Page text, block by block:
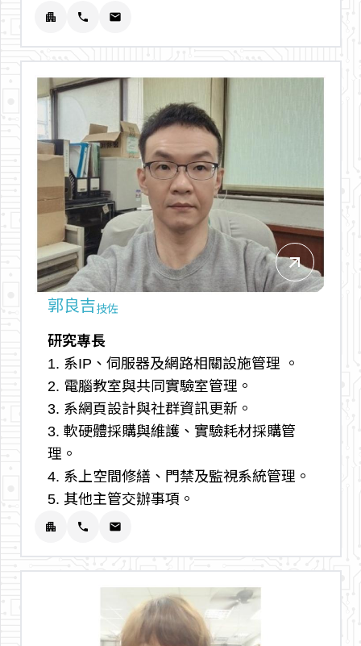
apartment phone email
arrow_outward
郭良吉技佐
研究專長
1. 系IP、伺服器及網路相關設施管理 。
2. 電腦教室與共同實驗室管理。
3. 系網頁設計與社群資訊更新。
3. 軟硬體採購與維護、實驗耗材採購管
理。
4. 系上空間修繕、門禁及監視系統管理。
5. 其他主管交辦事項。
apartment phone email